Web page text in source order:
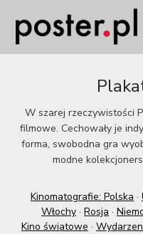
W szarej rzeczywistości
filmowe. Cechowały je
forma, swobodna gra
modne
Kinomatografie: Polska ·
Włochy · Rosja ·
Kino światowe ·